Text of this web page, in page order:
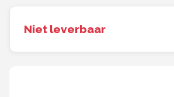
Basil
Volare
Niet leverbaar